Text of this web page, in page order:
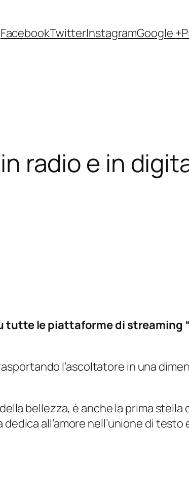
FacebookTwitterInstagramGoogle +
radio e in
le piattaforme di streaming
l’ascoltatore in una
bellezza, è anche la prima stella
all’amore nell’unione di testo